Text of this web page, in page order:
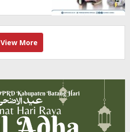
View More